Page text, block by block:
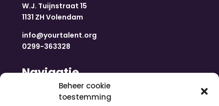
Beheer cookie
toestemming
W.J. Tuijnstraat 15
1131 ZH Volendam
info@yourtalent.org
0299-363328
Navigatie